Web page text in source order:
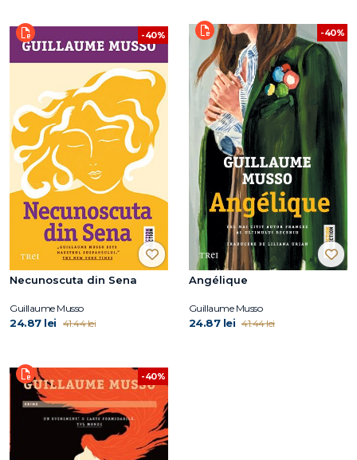
-40%
Necunoscuta din Sena
Guillaume Musso
24.87 lei 41.44 lei
-40%
Angélique
Guillaume Musso
24.87 lei 41.44 lei
-40%